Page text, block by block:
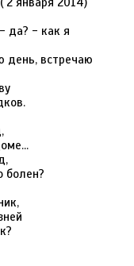
да? - как я
день, встречаю
болен?